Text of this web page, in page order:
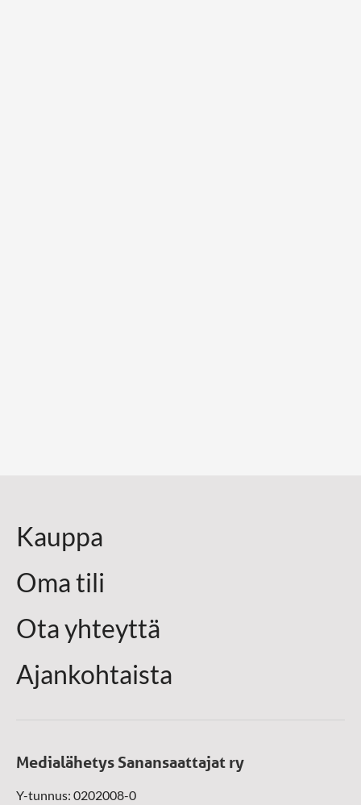
Kauppa
Oma tili
Ota yhteyttä
Ajankohtaista
Medialähetys Sanansaattajat ry
Y-tunnus: 0202008-0